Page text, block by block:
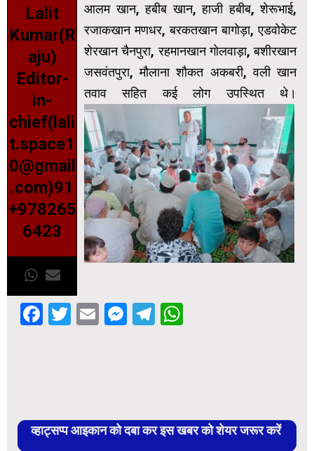
Lalit
Kumar(R
aju)
Editor-
in-
chief(lali
t.space1
0@gmail
.com)91
+978265
6423
आलम खान, हबीब खान, हाजी हबीब, शेरूभाई,
रजाकखान मणधर, बरकतखान बागोड़ा, एडवोकेट
शेरखान चैनपुरा, रहमानखान गोलवाड़ा, बशीरखान
जसवंतपुरा, मौलाना शौकत अकबरी, वली खान
तवाव सहित कई लोग उपस्थित थे।
Facebook
Twitter
EmailMessenger
Telegram
व्हाट्सप्प आइकान को दबा कर इस खबर को शेयर जरूर करें